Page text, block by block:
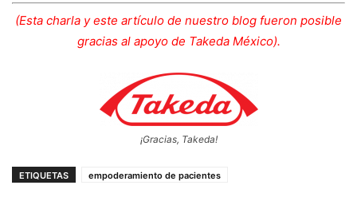
(Esta charla y este artículo de nuestro blog fueron posible
gracias al apoyo de Takeda México).
¡Gracias, Takeda!
ETIQUETAS empoderamiento de pacientes